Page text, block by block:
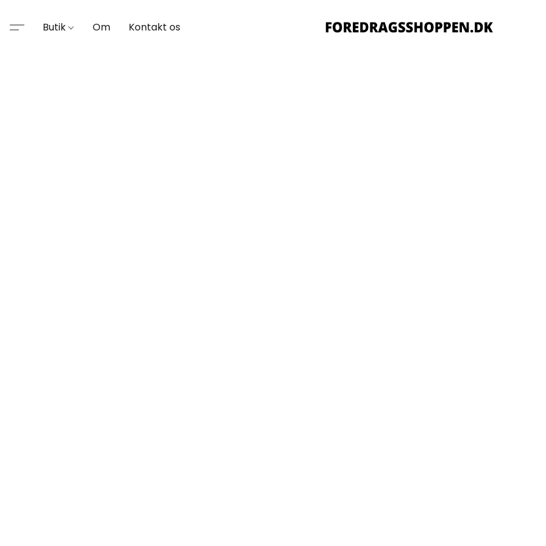
Butik Om Kontakt os